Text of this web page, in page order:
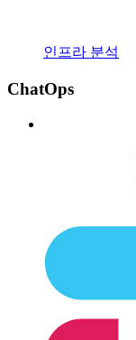
인프라 분석
ChatOps